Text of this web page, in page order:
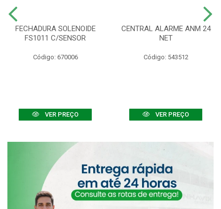
FECHADURA SOLENOIDE
FS1011 C/SENSOR
Código: 670006
VER PREÇO
CENTRAL ALARME ANM 24
NET
Código: 543512
VER PREÇO